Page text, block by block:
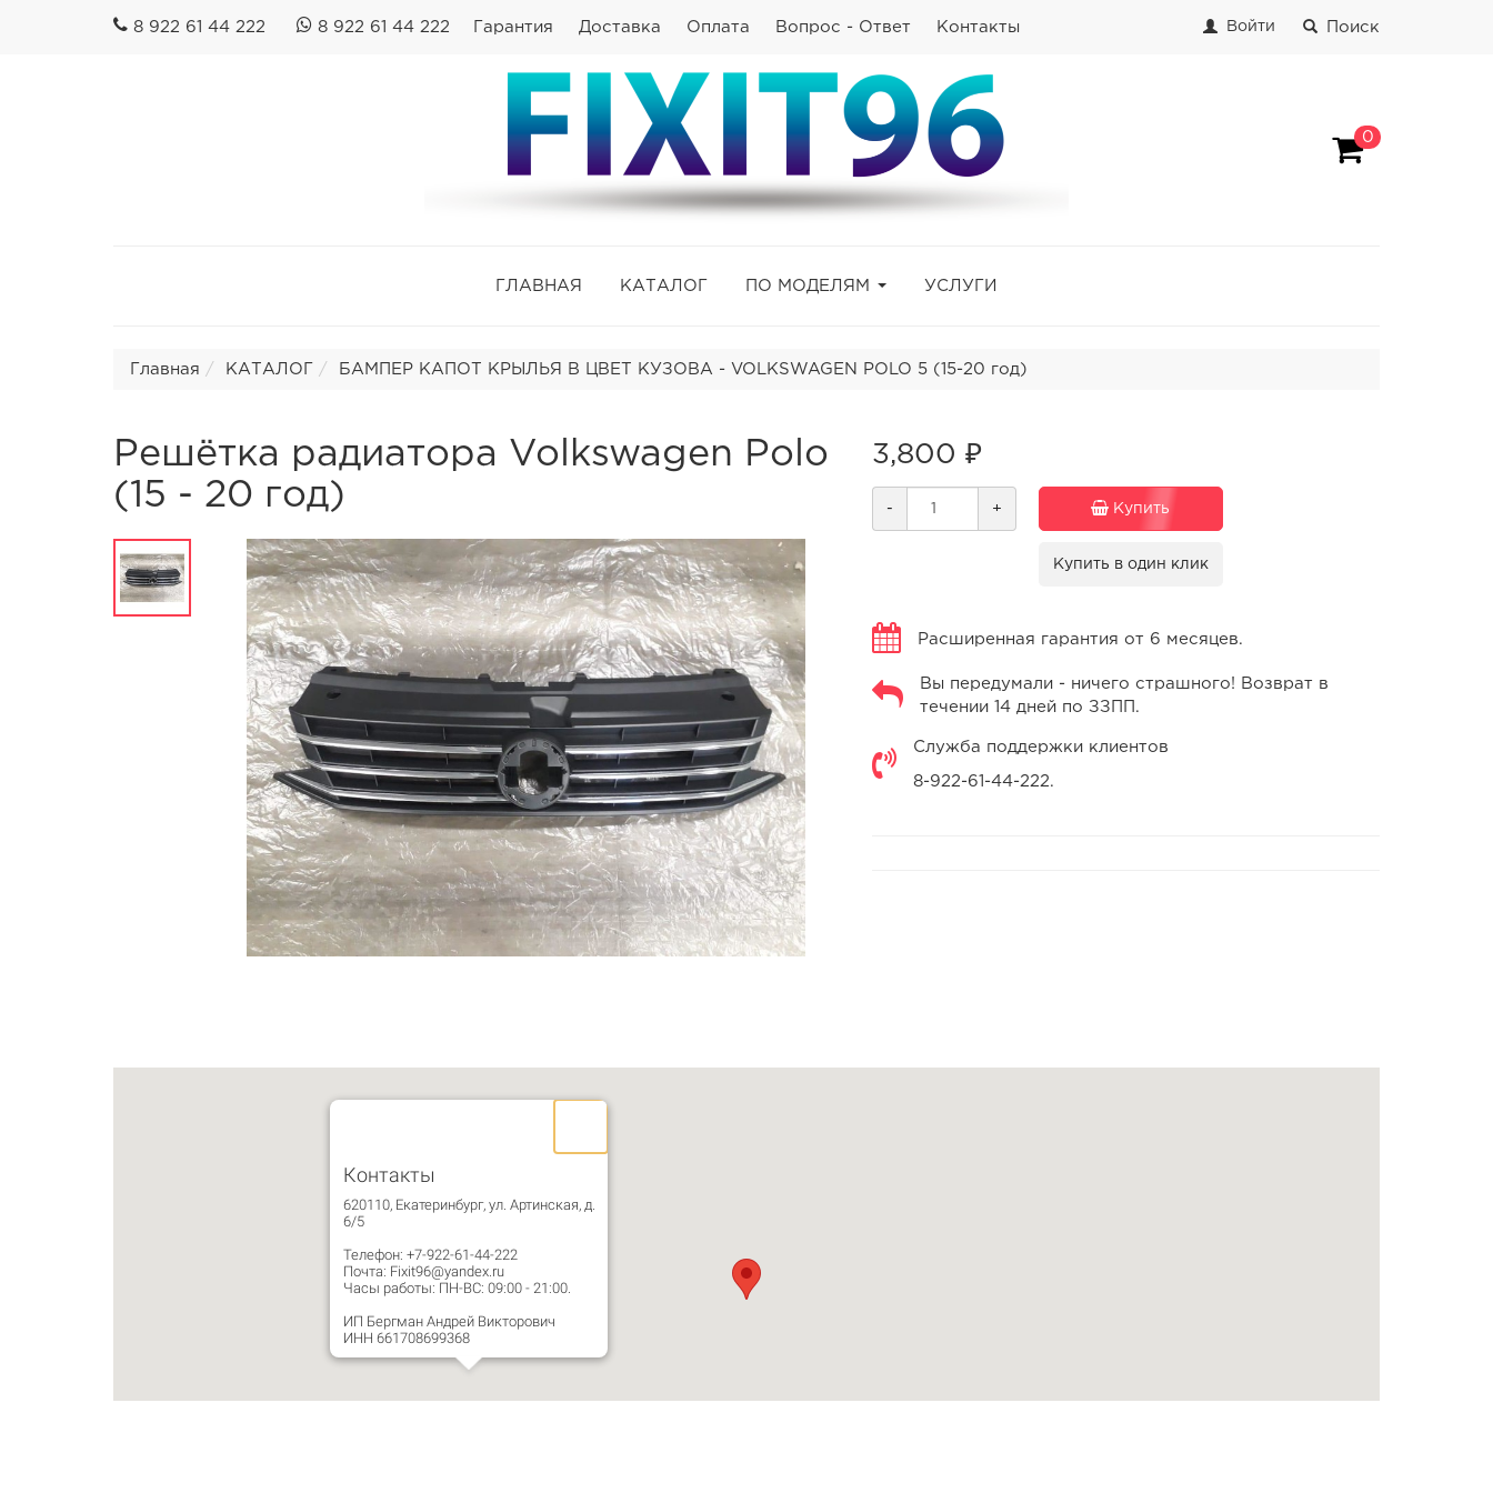
8 922 61 44 222 8 922 61 44 222 Гарантия Доставка Оплата Вопрос - Ответ Контакты Войти Поиск
0
ГЛАВНАЯ КАТАЛОГ ПО МОДЕЛЯМ УСЛУГИ
Главная КАТАЛОГ БАМПЕР КАПОТ КРЫЛЬЯ В ЦВЕТ КУЗОВА - VOLKSWAGEN POLO 5 (15-20 год)
Решётка радиатора Volkswagen Polo
(15 - 20 год)
3,800 ₽
- + Купить
Купить в один клик
Расширенная гарантия от 6 месяцев.
Вы передумали - ничего страшного! Возврат в
течении 14 дней по ЗЗПП.
Служба поддержки клиентов
8-922-61-44-222.
Контакты
620110, Екатеринбург, ул. Артинская, д.
6/5
Телефон: +7-922-61-44-222
Почта: Fixit96@yandex.ru
Часы работы: ПН-ВС: 09:00 - 21:00.
ИП Бергман Андрей Викторович
ИНН 661708699368